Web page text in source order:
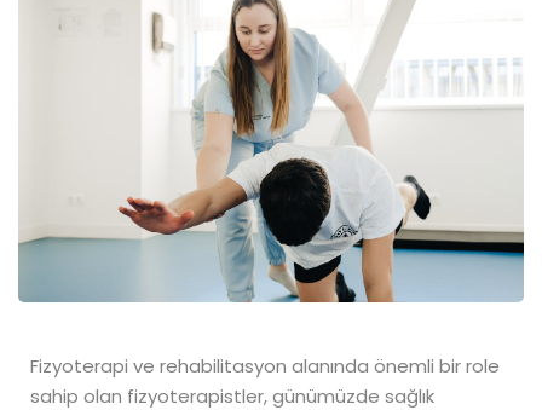
Fizyoterapi ve rehabilitasyon alanında önemli bir role
sahip olan fizyoterapistler, günümüzde sağlık